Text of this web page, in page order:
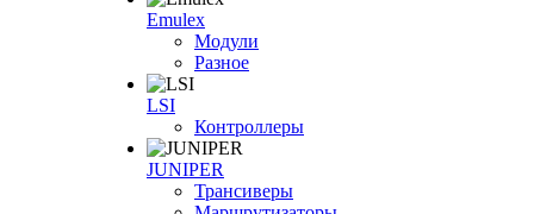
Emulex
Модули
Разное
LSI
Контроллеры
JUNIPER
Трансиверы